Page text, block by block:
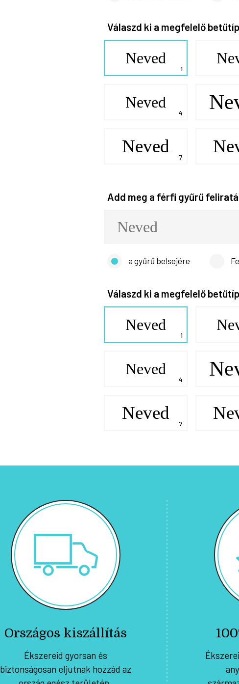
Válaszd ki a megfelelő
Neved
Neved
Neved
Add meg a férfi gyűrű
a gyűrű belsejére
Válaszd ki a megfelelő
Neved
Neved
Neved
Országos kiszállítás
Ékszereid gyorsan és
biztonságosan eljutnak hozzád az